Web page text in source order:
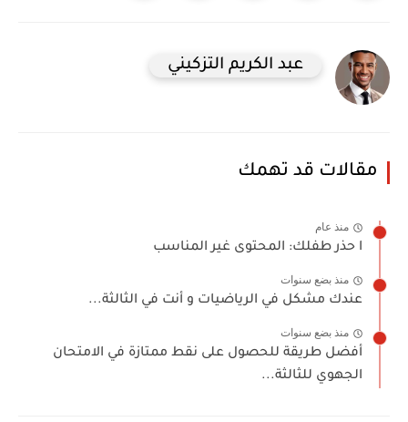
عبد الكريم التزكيني
مقالات قد تهمك
منذ عام
ا حذر طفلك: المحتوى غير المناسب
منذ بضع سنوات
عندك مشكل في الرياضيات و أنت في الثالثة...
منذ بضع سنوات
أفضل طريقة للحصول على نقط ممتازة في الامتحان
الجهوي للثالثة...